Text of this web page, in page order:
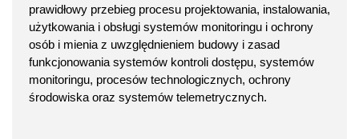
prawidłowy przebieg procesu projektowania, instalowania,
użytkowania i obsługi systemów monitoringu i ochrony
osób i mienia z uwzględnieniem budowy i zasad
funkcjonowania systemów kontroli dostępu, systemów
monitoringu, procesów technologicznych, ochrony
środowiska oraz systemów telemetrycznych.